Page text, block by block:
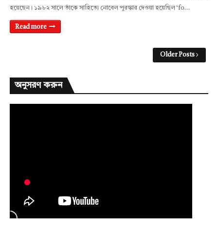
হয়েছেন। ১৯৮২ সালে তাঁকে সাহিত্যে নোবেল পুরস্কার দেওয়া হয়েছিল ‘fo…
Read more
Older Posts
অনুসরণ করুন